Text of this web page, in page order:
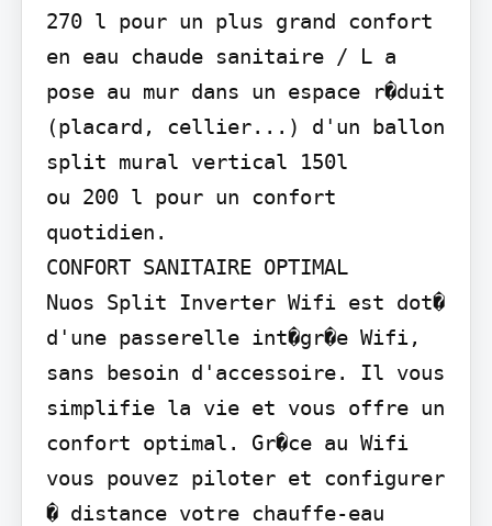
270 l pour un plus grand confort
en eau chaude sanitaire / L a
pose au mur dans un espace r�duit
(placard, cellier...) d'un ballon
split mural vertical 150l
ou 200 l pour un confort
quotidien.
CONFORT SANITAIRE OPTIMAL
Nuos Split Inverter Wifi est dot�
d'une passerelle int�gr�e Wifi,
sans besoin d'accessoire. Il vous
simplifie la vie et vous offre un
confort optimal. Gr�ce au Wifi
vous pouvez piloter et configurer
� distance votre chauffe-eau